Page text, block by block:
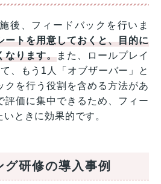
後、フィードバックを行いま
ートを用意しておくと、目的に
なります。また、ロールプレイ
、もう1人「オブザーバー」と
クを行う役割を含める方法があ
評価に集中できるため、フィー
ときに効果的です。
グ研修の導入事例